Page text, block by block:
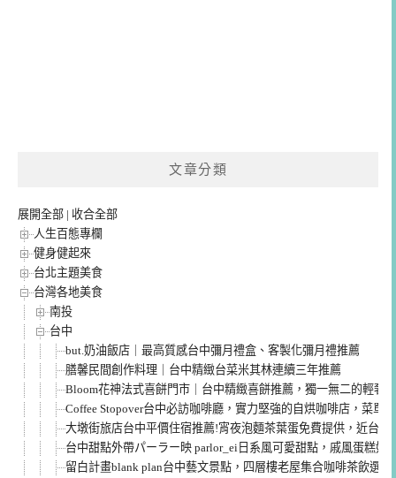
文章分類
展開全部 | 收合全部
人生百態專欄
健身健起來
台北主題美食
台灣各地美食
南投
台中
but.奶油飯店｜最高質感台中彌月禮盒、客製化彌月禮推薦
膳馨民間創作料理｜台中精緻台菜米其林連續三年推薦
Bloom花神法式喜餅門市｜台中精緻喜餅推薦，獨一無二的輕奢
Coffee Stopover台中必訪咖啡廳，實力堅強的自烘咖啡店，菜單
大墩街旅店台中平價住宿推薦!宵夜泡麵茶葉蛋免費提供，近台中
台中甜點外帶パーラー映 parlor_ei日系風可愛甜點，戚風蛋糕好
留白計畫blank plan台中藝文景點，四層樓老屋集合咖啡茶飲選物